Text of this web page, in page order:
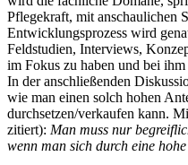
Pflegekraft, mit anschaulichen
Entwicklungsprozess wird
Feldstudien, Interviews,
im Fokus zu haben und bei
In der anschließenden
wie man einen solch hohen
durchsetzen/verkaufen kann.
zitiert): Man muss nur
wenn man sich durch eine